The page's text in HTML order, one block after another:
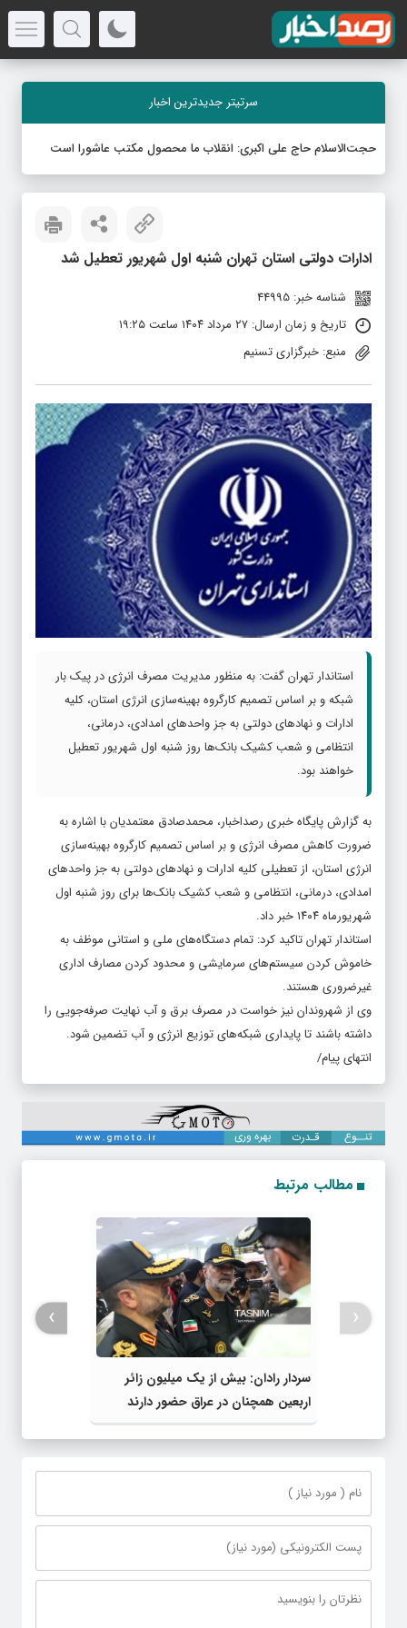
سرتیتر جدیدترین اخبار
حجت‌الاسلام حاج علی اکبری: انقلاب ما محصول مکتب عاشورا است
ادارات دولتی استان تهران شنبه اول شهریور تعطیل شد
شناسه خبر: 44995
تاریخ و زمان ارسال: ۲۷ مرداد ۱۴۰۴ ساعت ۱۹:۲۵
منبع: خبرگزاری تسنیم
استاندار تهران گفت: به منظور مدیریت مصرف انرژی در پیک بار
شبکه و بر اساس تصمیم کارگروه بهینه‌سازی انرژی استان، کلیه
ادارات و نهادهای دولتی به جز واحدهای امدادی، درمانی،
انتظامی و شعب کشیک بانک‌ها روز شنبه اول شهریور تعطیل
خواهند بود.
به گزارش پایگاه خبری رصداخبار، محمدصادق معتمدیان با اشاره به
ضرورت کاهش مصرف انرژی و بر اساس تصمیم کارگروه بهینه‌سازی
انرژی استان، از تعطیلی کلیه ادارات و نهادهای دولتی به جز واحدهای
امدادی، درمانی، انتظامی و شعب کشیک بانک‌ها برای روز شنبه اول
شهریورماه ۱۴۰۴ خبر داد‌.
استاندار تهران تاکید کرد: تمام دستگاه‌های ملی و استانی موظف به
خاموش کردن سیستم‌های سرمایشی و محدود کردن مصارف اداری
غیرضروری هستند.
وی از شهروندان نیز خواست در مصرف برق و آب نهایت صرفه‌جویی را
داشته باشند تا پایداری شبکه‌های توزیع انرژی و آب تضمین شود.
انتهای پیام/
مطالب مرتبط
سردار رادان: بیش از یک میلیون زائر
اربعین همچنان در عراق حضور دارند
‹
›